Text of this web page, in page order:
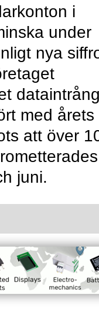
i
under
nya
med årets
att över
juni.